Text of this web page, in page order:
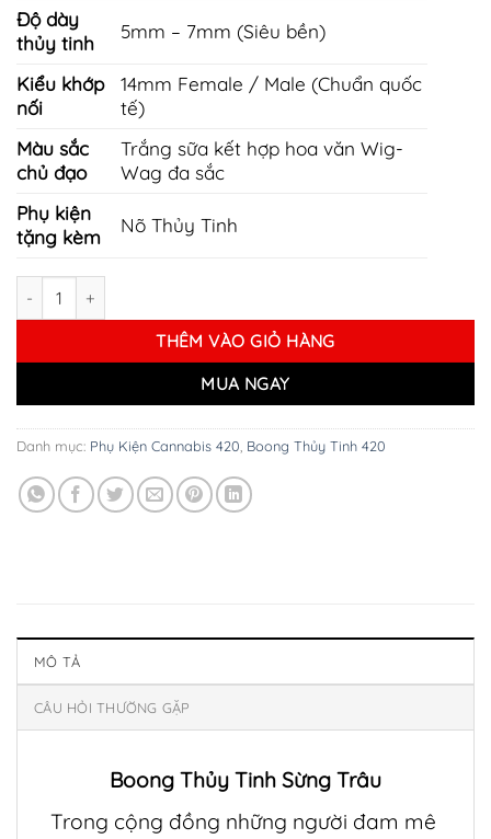
Độ dày
thủy tinh
5mm – 7mm (Siêu bền)
Kiểu khớp
nối
14mm Female / Male (Chuẩn quốc
tế)
Màu sắc
chủ đạo
Trắng sữa kết hợp hoa văn Wig-
Wag đa sắc
Phụ kiện
tặng kèm
Nõ Thủy Tinh
Boong Thủy Tinh Sừng Trâu số lượng
THÊM VÀO GIỎ HÀNG
MUA NGAY
Danh mục: Phụ Kiện Cannabis 420 Boong Thủy Tinh 420
MÔ TẢ
CÂU HỎI THƯỜNG GẶP
Boong Thủy Tinh Sừng Trâu
Trong cộng đồng những người đam mê